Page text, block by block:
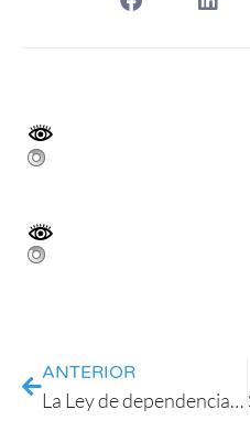
ANTERIOR
La Ley de dependencia es un castillo escocés. Semi-derrumbado y lleno de fantasmas.